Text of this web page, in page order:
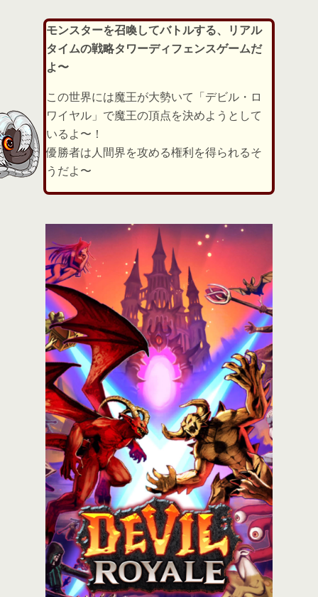
モンスターを召喚してバトルする、リアル
タイムの戦略タワーディフェンスゲームだ
よ〜
この世界には魔王が大勢いて「デビル・ロ
ワイヤル」で魔王の頂点を決めようとして
いるよ〜！
優勝者は人間界を攻める権利を得られるそ
うだよ〜